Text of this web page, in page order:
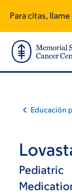
main
content
footer
Para citas, llame
Educación
Pediatric